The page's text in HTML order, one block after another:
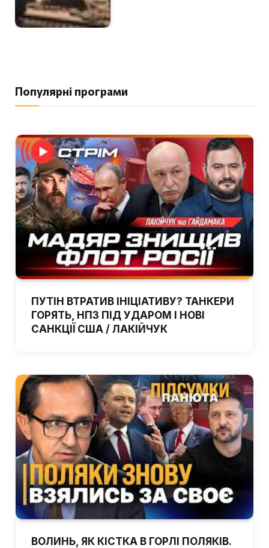
Популярні програми
ПУТІН ВТРАТИВ ІНІЦІАТИВУ? ТАНКЕРИ
ГОРЯТЬ, НПЗ ПІД УДАРОМ І НОВІ
САНКЦІЇ США / ЛАКІЙЧУК
ВОЛИНЬ, ЯК КІСТКА В ГОРЛІ ПОЛЯКІВ.